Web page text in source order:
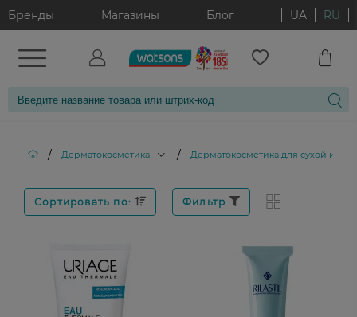
Бренды Магазины Блог UA RU
/ Дерматокосметика / Дерматокосметика для сухой и
Сортировать по: Фильтр